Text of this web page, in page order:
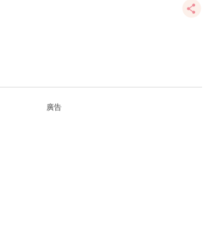
廣告